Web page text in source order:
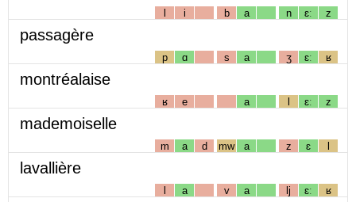
l i b a n ɛː z
passagère
p ɑ s a ʒ ɛː ʁ
montréalaise
ʁ e a l ɛː z
mademoiselle
m a d mw a z ɛ l
lavallière
l a v a lj ɛː ʁ